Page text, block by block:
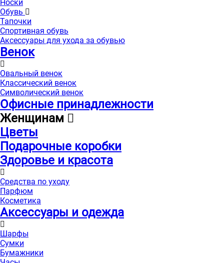
Носки
Обувь
Тапочки
Спортивная обувь
Аксессуары для ухода за обувью
Венок
Овальный венок
Классический венок
Символический венок
Офисные принадлежности
Женщинам
Цветы
Подарочные коробки
Здоровье и красота
Средства по уходу
Парфюм
Косметика
Аксессуары и одежда
Шарфы
Сумки
Бумажники